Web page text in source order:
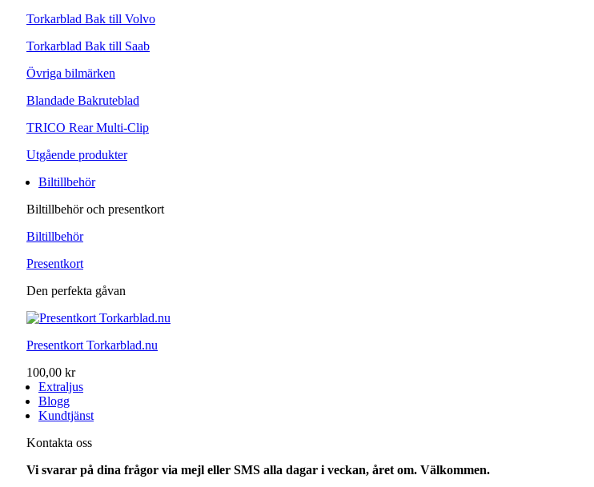
Torkarblad Bak till Volvo
Torkarblad Bak till Saab
Övriga bilmärken
Blandade Bakruteblad
TRICO Rear Multi-Clip
Utgående produkter
Biltillbehör
Biltillbehör och presentkort
Biltillbehör
Presentkort
Den perfekta gåvan
Presentkort Torkarblad.nu
100,00 kr
Extraljus
Blogg
Kundtjänst
Kontakta oss
Vi svarar på dina frågor via mejl eller SMS alla dagar i veckan, året om. Välkommen.